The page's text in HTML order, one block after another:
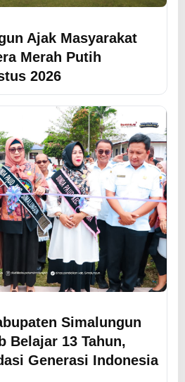
Ajak Masyarakat
Merah Putih
2026
Simalungun
Belajar 13 Tahun,
Generasi Indonesia